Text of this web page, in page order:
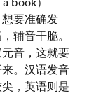
要准确发
辅音干脆。
音，这就要
。汉语发音
，英语则是